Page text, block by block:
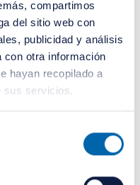
compartimos
del sitio web con
publicidad y análisis
con otra información
hayan recopilado a
sus servicios.